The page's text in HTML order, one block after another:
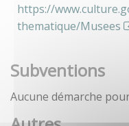
https://
thematique/Musees
Subventions
Aucune démarche